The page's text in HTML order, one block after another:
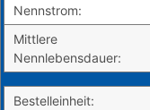
Nennstrom:
Mittlere
Nennlebensdauer:
Bestelleinheit: